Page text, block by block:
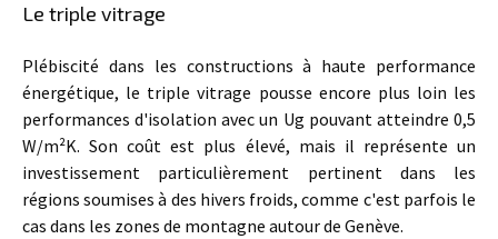
Le triple vitrage
Plébiscité dans les constructions à haute performance
énergétique, le triple vitrage pousse encore plus loin les
performances d'isolation avec un Ug pouvant atteindre 0,5
W/m²K. Son coût est plus élevé, mais il représente un
investissement particulièrement pertinent dans les
régions soumises à des hivers froids, comme c'est parfois le
cas dans les zones de montagne autour de Genève.